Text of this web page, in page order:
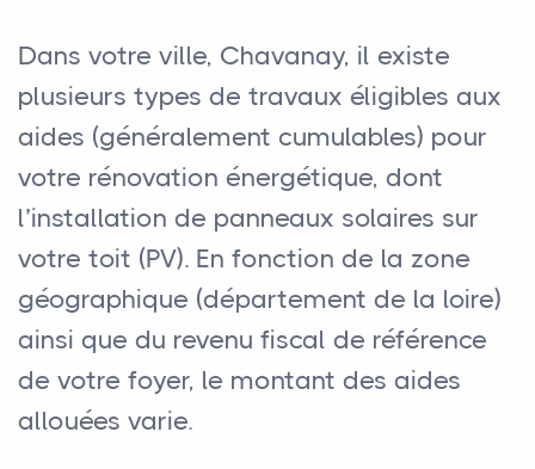
Dans votre ville, Chavanay, il existe
plusieurs types de travaux éligibles aux
aides (généralement cumulables) pour
votre rénovation énergétique, dont
l’installation de panneaux solaires sur
votre toit (PV). En fonction de la zone
géographique (département de la loire)
ainsi que du revenu fiscal de référence
de votre foyer, le montant des aides
allouées varie.